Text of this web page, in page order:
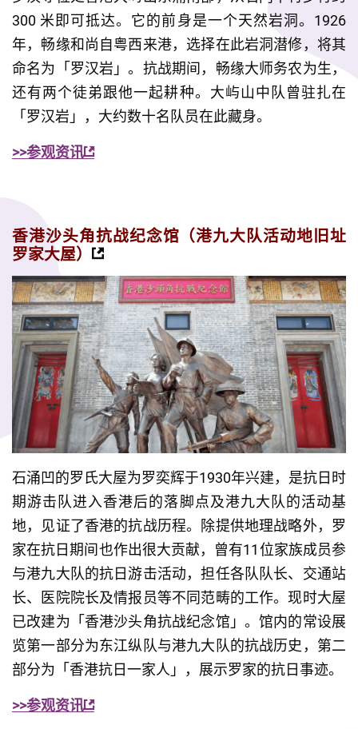
300 米即可抵达。它的前身是一个天然岩洞。1926
年，畅缘和尚自粤西来港，选择在此岩洞潜修，将其
命名为「罗汉岩」。抗战期间，畅缘大师务农为生，
还有两个徒弟跟他一起耕种。大屿山中队曾驻扎在
「罗汉岩」，大约数十名队员在此藏身。
>>参观资讯
香港沙头角抗战纪念馆（港九大队活动地旧址
罗家大屋）
石涌凹的罗氏大屋为罗奕辉于1930年兴建，是抗日时
期游击队进入香港后的落脚点及港九大队的活动基
地，见证了香港的抗战历程。除提供地理战略外，罗
家在抗日期间也作出很大贡献，曾有11位家族成员参
与港九大队的抗日游击活动，担任各队队长、交通站
长、医院院长及情报员等不同范畴的工作。现时大屋
已改建为「香港沙头角抗战纪念馆」。馆内的常设展
览第一部分为东江纵队与港九大队的抗战历史，第二
部分为「香港抗日一家人」，展示罗家的抗日事迹。
>>参观资讯